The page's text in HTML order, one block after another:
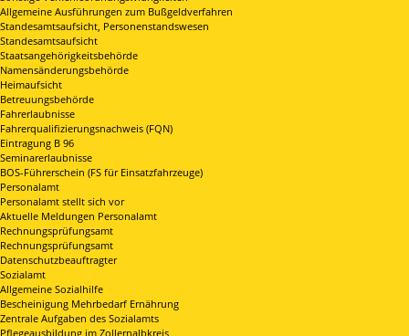
Allgemeine Ausführungen zum Bußgeldverfahren
Standesamtsaufsicht, Personenstandswesen
Standesamtsaufsicht
Staatsangehörigkeitsbehörde
Namensänderungsbehörde
Heimaufsicht
Betreuungsbehörde
Fahrerlaubnisse
Fahrerqualifizierungsnachweis (FQN)
Eintragung B 96
Seminarerlaubnisse
BOS-Führerschein (FS für Einsatzfahrzeuge)
Personalamt
Personalamt stellt sich vor
Aktuelle Meldungen Personalamt
Rechnungsprüfungsamt
Rechnungsprüfungsamt
Datenschutzbeauftragter
Sozialamt
Allgemeine Sozialhilfe
Bescheinigung Mehrbedarf Ernährung
Zentrale Aufgaben des Sozialamts
Pflegeausbildung im Zollernalbkreis